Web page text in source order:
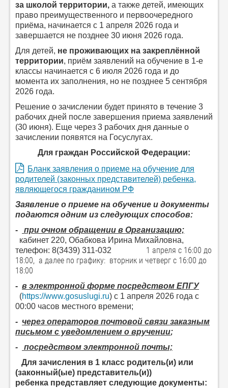
за школой территории, а также детей, имеющих
право преимущественного и первоочередного
приёма, начинается с 1 апреля 2026 года и
завершается не позднее 30 июня 2026 года.
Для детей, не проживающих на закреплённой
территории, приём заявлений на обучение в 1-е
классы начинается с 6 июля 2026 года и до
момента их заполнения, но не позднее 5 сентября
2026 года.
Решение о зачислении будет принято в течение 3
рабочих дней после завершения приема заявлений
(30 июня). Еще через 3 рабочих дня данные о
зачислении появятся на Госуслугах.
Для граждан Российской Федерации:
Бланк заявления о приеме на обучение для
родителей (законных представителей) ребенка,
являющегося гражданином РФ
Заявление о приеме на обучение и документы
подаются одним из следующих способов:
-
при очном обращении в Организацию;
кабинет 220, Обабкова Ирина Михайловна,
телефон: 8(3439) 311-032
1 апреля с 16:00 до
18:00, а далее по графику: вторник и четверг с 16:00 до
18:00
- в электронной форме посредством ЕПГУ
(https://www.gosuslugi.ru) c 1 апреля 2026 года с
00:00 часов местного времени;
- через операторов почтовой связи заказным
письмом с уведомлением о вручении;
-
посредством электронной почты;
Для зачисления в 1 класс родитель(и) или
(законный(ые) представитель(и))
ребенка представляет следующие документы: